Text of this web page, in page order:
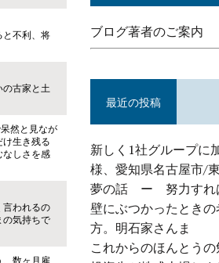
と不利、将
の古家と土
然と見なが
生き残る
なしさを感
言われるの
の気持ちで
、数ヶ月雇
ブログ著者のご案内
最近の投稿
新しく1社グループに
様、愛知県名古屋市/
夢の話 ー 努力すれ
壁にぶつかったとき
方。明石家さんま
これからのほんとうの